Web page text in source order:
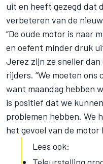
uit en heeft gezegd dat
verbeteren van de
“De oude motor is naar
en oefent minder druk
Jerez zijn ze sneller dan
rijders. “We moeten
want maandag hebben
is positief dat we
problemen hebben. We
het gevoel van de
Lees ook: